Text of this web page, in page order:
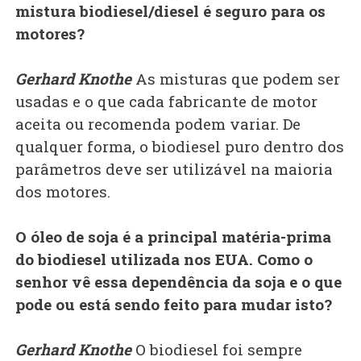
mistura biodiesel/diesel é seguro para os
motores?
Gerhard KnotheAs misturas que podem ser
usadas e o que cada fabricante de motor
aceita ou recomenda podem variar. De
qualquer forma, o biodiesel puro dentro dos
parâmetros deve ser utilizável na maioria
dos motores.
O óleo de soja é a principal matéria-prima
do biodiesel utilizada nos EUA. Como o
senhor vê essa dependência da soja e o que
pode ou está sendo feito para mudar isto?
Gerhard KnotheO biodiesel foi sempre